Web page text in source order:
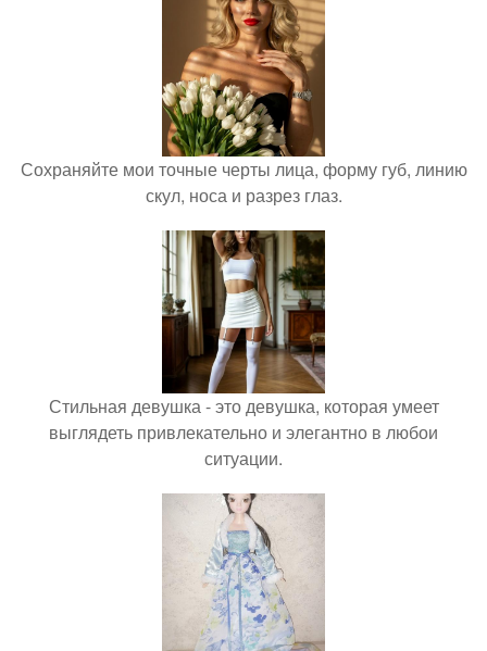
Сохраняйте мои точные черты лица, форму губ, линию
скул, носа и разрез глаз.
Стильная девушка - это девушка, которая умеет
выглядеть привлекательно и элегантно в любои
ситуации.